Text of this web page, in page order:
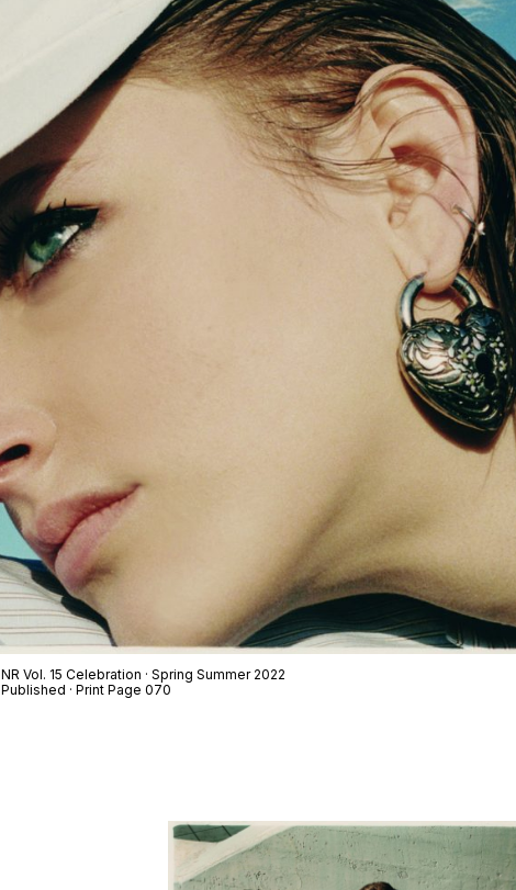
NR Vol. 15 Celebration · Spring Summer 2022
Published · Print Page 070